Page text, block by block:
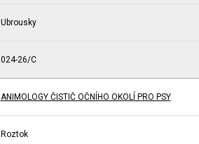
Ubrousky
024-26/C
ANIMOLOGY ČISTIČ OČNÍHO OKOLÍ PRO PSY
Roztok